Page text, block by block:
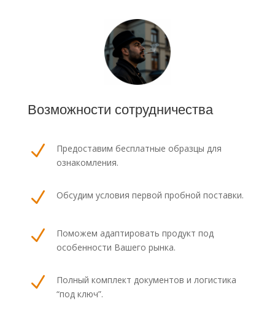
Возможности сотрудничества
N
Предоставим бесплатные образцы для
ознакомления.
N Обсудим условия первой пробной поставки.
N
Поможем адаптировать продукт под
особенности Вашего рынка.
N
Полный комплект документов и логистика
“под ключ”.